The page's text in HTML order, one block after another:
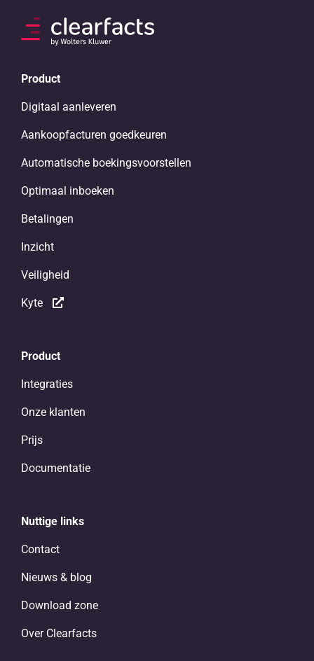
Product
Digitaal aanleveren
Aankoopfacturen goedkeuren
Automatische boekingsvoorstellen
Optimaal inboeken
Betalingen
Inzicht
Veiligheid
Kyte
Product
Integraties
Onze klanten
Prijs
Documentatie
Nuttige links
Contact
Nieuws & blog
Download zone
Over Clearfacts